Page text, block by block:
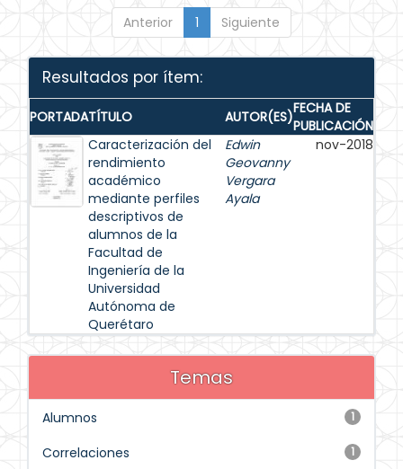
Anterior 1 Siguiente
Resultados por ítem:
PORTADATÍTULO AUTOR(ES)FECHA DE
PUBLICACIÓN
Caracterización del
rendimiento
académico
mediante perfiles
descriptivos de
alumnos de la
Facultad de
Ingeniería de la
Universidad
Autónoma de
Querétaro
Edwin
Geovanny
Vergara
Ayala
nov-2018
Temas
1
Alumnos
1
Correlaciones